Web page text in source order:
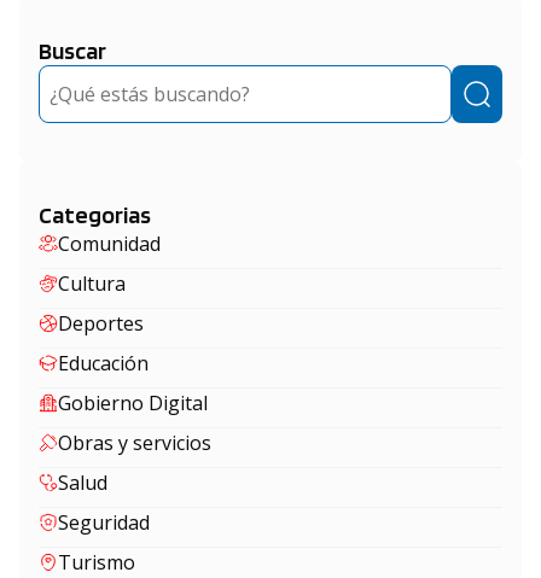
Buscar
Buscar
Categorias
Comunidad
Cultura
Deportes
Educación
Gobierno Digital
Obras y servicios
Salud
Seguridad
Turismo